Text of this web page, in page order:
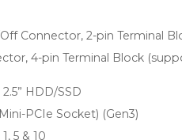
Connector, 2-pin Terminal
4-pin Terminal Block
HDD/SSD
PCIe Socket) (Gen3)
5 & 10